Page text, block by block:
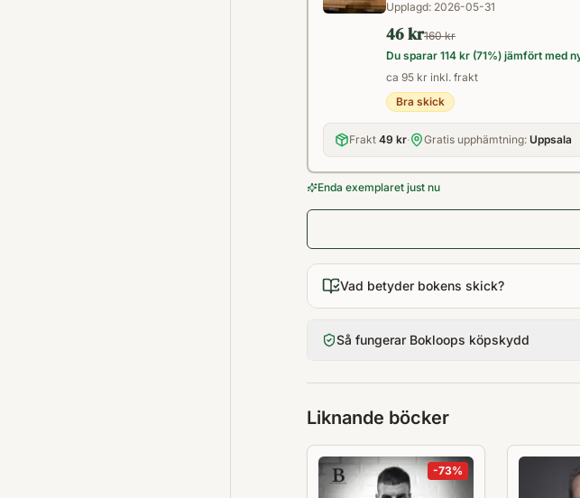
Inbunden
Upplagd: 2026-05-31
46 kr160 kr
Du sparar 114 kr (71%) jämfört med
ca 95 kr inkl. frakt
Bra skick
Frakt 49 kr· Gratis upphämtning: Uppsala
Enda exemplaret just nu
Vad betyder bokens skick?
Så fungerar Bokloops köpskydd
Liknande böcker
-73%